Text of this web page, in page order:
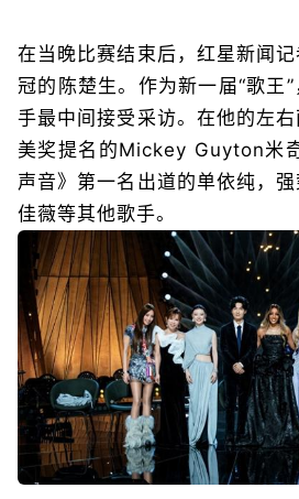
在当晚比赛结束后，红星新闻
冠的陈楚生。作为新一届“歌王
手最中间接受采访。在他的左
美奖提名的Mickey Guyton米
声音》第一名出道的单依纯，
佳薇等其他歌手。